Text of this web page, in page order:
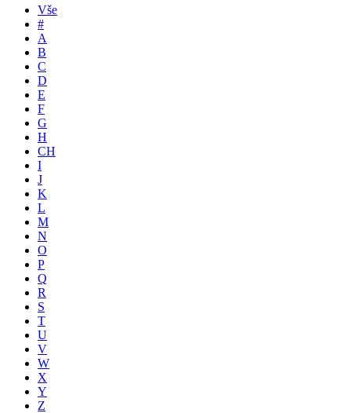
Vše
#
A
B
C
D
E
F
G
H
CH
I
J
K
L
M
N
O
P
Q
R
S
T
U
V
W
X
Y
Z